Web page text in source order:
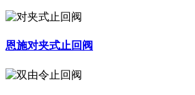
恩施对夹式止回阀